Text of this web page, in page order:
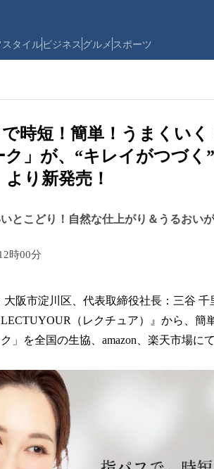
タイルビジネス グルメ スポーツ
で時短！簡単！うまくい
ク」が、“キレイがつづく
より新発売！
とこどり！自然な仕上がり＆うるおい
時00分
阪市淀川区、代表取締役社長：三谷
（レクチュア）』から、簡
」を全国の生協、amazon、楽天市場に